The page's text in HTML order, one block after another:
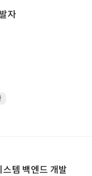
자
템 백엔드 개발